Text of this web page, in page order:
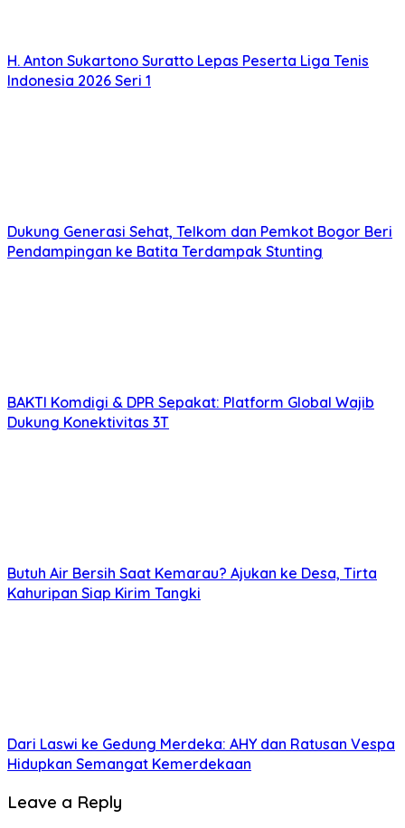
H. Anton Sukartono Suratto Lepas Peserta Liga Tenis
Indonesia 2026 Seri 1
Dukung Generasi Sehat, Telkom dan Pemkot Bogor Beri
Pendampingan ke Batita Terdampak Stunting
BAKTI Komdigi & DPR Sepakat: Platform Global Wajib
Dukung Konektivitas 3T
Butuh Air Bersih Saat Kemarau? Ajukan ke Desa, Tirta
Kahuripan Siap Kirim Tangki
Dari Laswi ke Gedung Merdeka: AHY dan Ratusan Vespa
Hidupkan Semangat Kemerdekaan
Leave a Reply